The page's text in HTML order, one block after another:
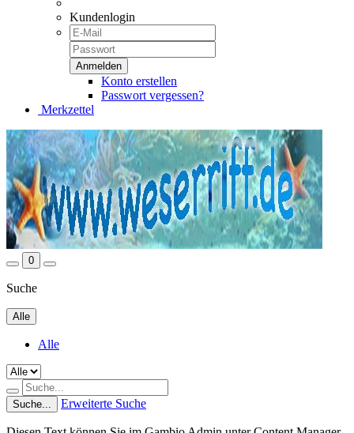
Kundenlogin
Konto erstellen
Passwort vergessen?
Merkzettel
0
Suche
Alle
Alle
Suche... Erweiterte Suche